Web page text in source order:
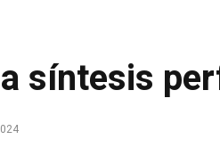
síntesis